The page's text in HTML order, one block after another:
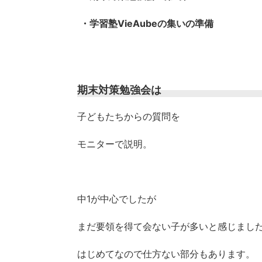
・学習塾VieAubeの集いの準備
期末対策勉強会は
子どもたちからの質問を
モニターで説明。
中1が中心でしたが
まだ要領を得て会ない子が多いと感じまし
はじめてなので仕方ない部分もあります。